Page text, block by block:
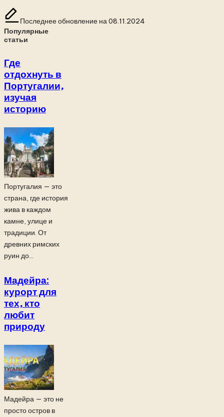
Последнее обновление на 08.11.2024
Популярные
статьи
Где
отдохнуть в
Португалии,
изучая
историю
Португалия — это
страна, где история
жива в каждом
камне, улице и
традиции. От
древних римских
руин до...
Мадейра:
курорт для
тех, кто
любит
природу
Мадейра — это не
просто остров в